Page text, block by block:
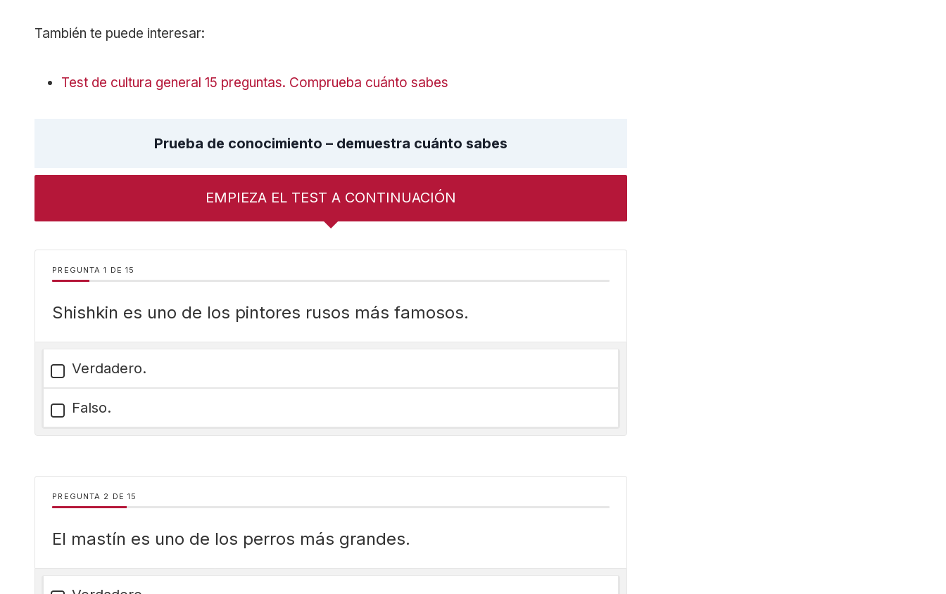
También te puede interesar:
Test de cultura general 15 preguntas. Comprueba cuánto sabes
Prueba de conocimiento – demuestra cuánto sabes
EMPIEZA EL TEST A CONTINUACIÓN
PREGUNTA DE 15
Shishkin es uno de los pintores rusos más famosos.
Verdadero.
Falso.
PREGUNTA DE 15
El mastín es uno de los perros más grandes.